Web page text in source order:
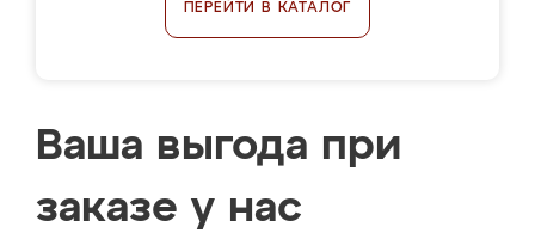
ПЕРЕЙТИ В КАТАЛОГ
Ваша выгода при
заказе у нас